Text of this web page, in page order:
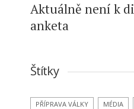
Aktuálně není k
anketa
Štítky
PŘÍPRAVA VÁLKY MÉDIA